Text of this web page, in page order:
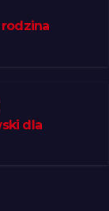
rodzina
dla